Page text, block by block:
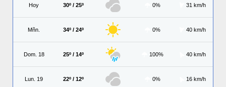
Hoy 30º / 25º 0% 31 km/h
Mñn. 34º / 24º 0% 40 km/h
Dom. 18 25º / 14º 100% 40 km/h
Lun. 19 22º / 12º 0% 16 km/h